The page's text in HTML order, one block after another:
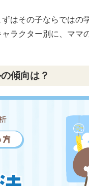
はその子ならではの
ラクター別に、ママ
傾向は？